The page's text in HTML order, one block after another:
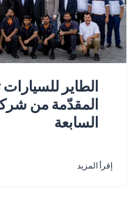
الطاير
المقدّمة من
السابعة
إقرأ المزيد